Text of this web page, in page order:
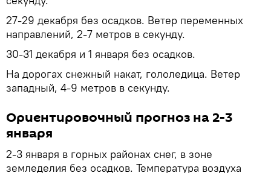
27-29 декабря без осадков. Ветер переменных
направлений, 2-7 метров в секунду.
30-31 декабря и 1 января без осадков.
На дорогах снежный накат, гололедица. Ветер
западный, 4-9 метров в секунду.
Ориентировочный прогноз на 2-3
января
2-3 января в горных районах снег, в зоне
земледелия без осадков. Температура воздуха